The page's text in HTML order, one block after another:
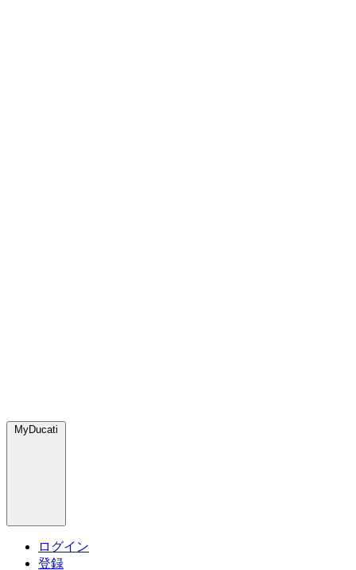
MyDucati
ログイン
登録